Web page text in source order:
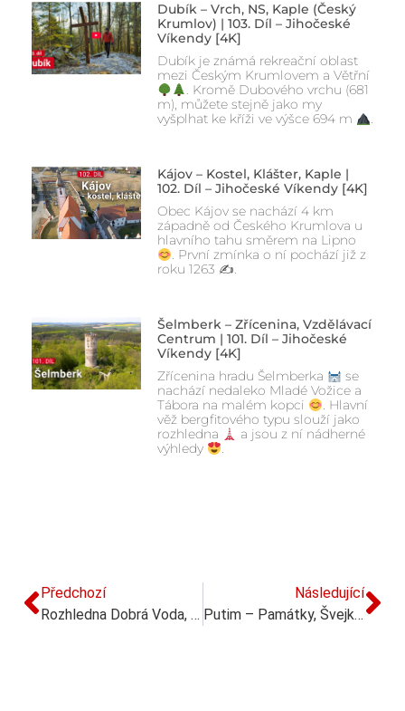
Dubík – Vrch, NS, Kaple (Český
Krumlov) | 103. Díl – Jihočeské
Víkendy [4K]
Dubík je známá rekreační oblast
mezi Českým Krumlovem a Větřní
. Kromě Dubového vrchu (681
m), můžete stejně jako my
vyšplhat ke kříži ve výšce 694 m
.
Kájov – Kostel, Klášter, Kaple |
102. Díl – Jihočeské Víkendy [4K]
Obec Kájov se nachází 4 km
západně od Českého Krumlova u
hlavního tahu směrem na Lipno
. První zmínka o ní pochází již z
roku 1263 ✍.
Šelmberk – Zřícenina, Vzdělávací
Centrum | 101. Díl – Jihočeské
Víkendy [4K]
Zřícenina hradu Šelmberka
se
nachází nedaleko Mladé Vožice a
Tábora na malém kopci
. Hlavní
věž bergfitového typu slouží jako
rozhledna
a jsou z ní nádherné
výhledy
.
Předchozí
Rozhledna Dobrá Voda, Horní Planá (Lipensko) | 93. Díl – Jihočeské Víkendy [4K]
Následující
Putim – Památky, Švejk, Minizoo (Písecko) | 95. Díl – Jihočeské Víkendy [4K]